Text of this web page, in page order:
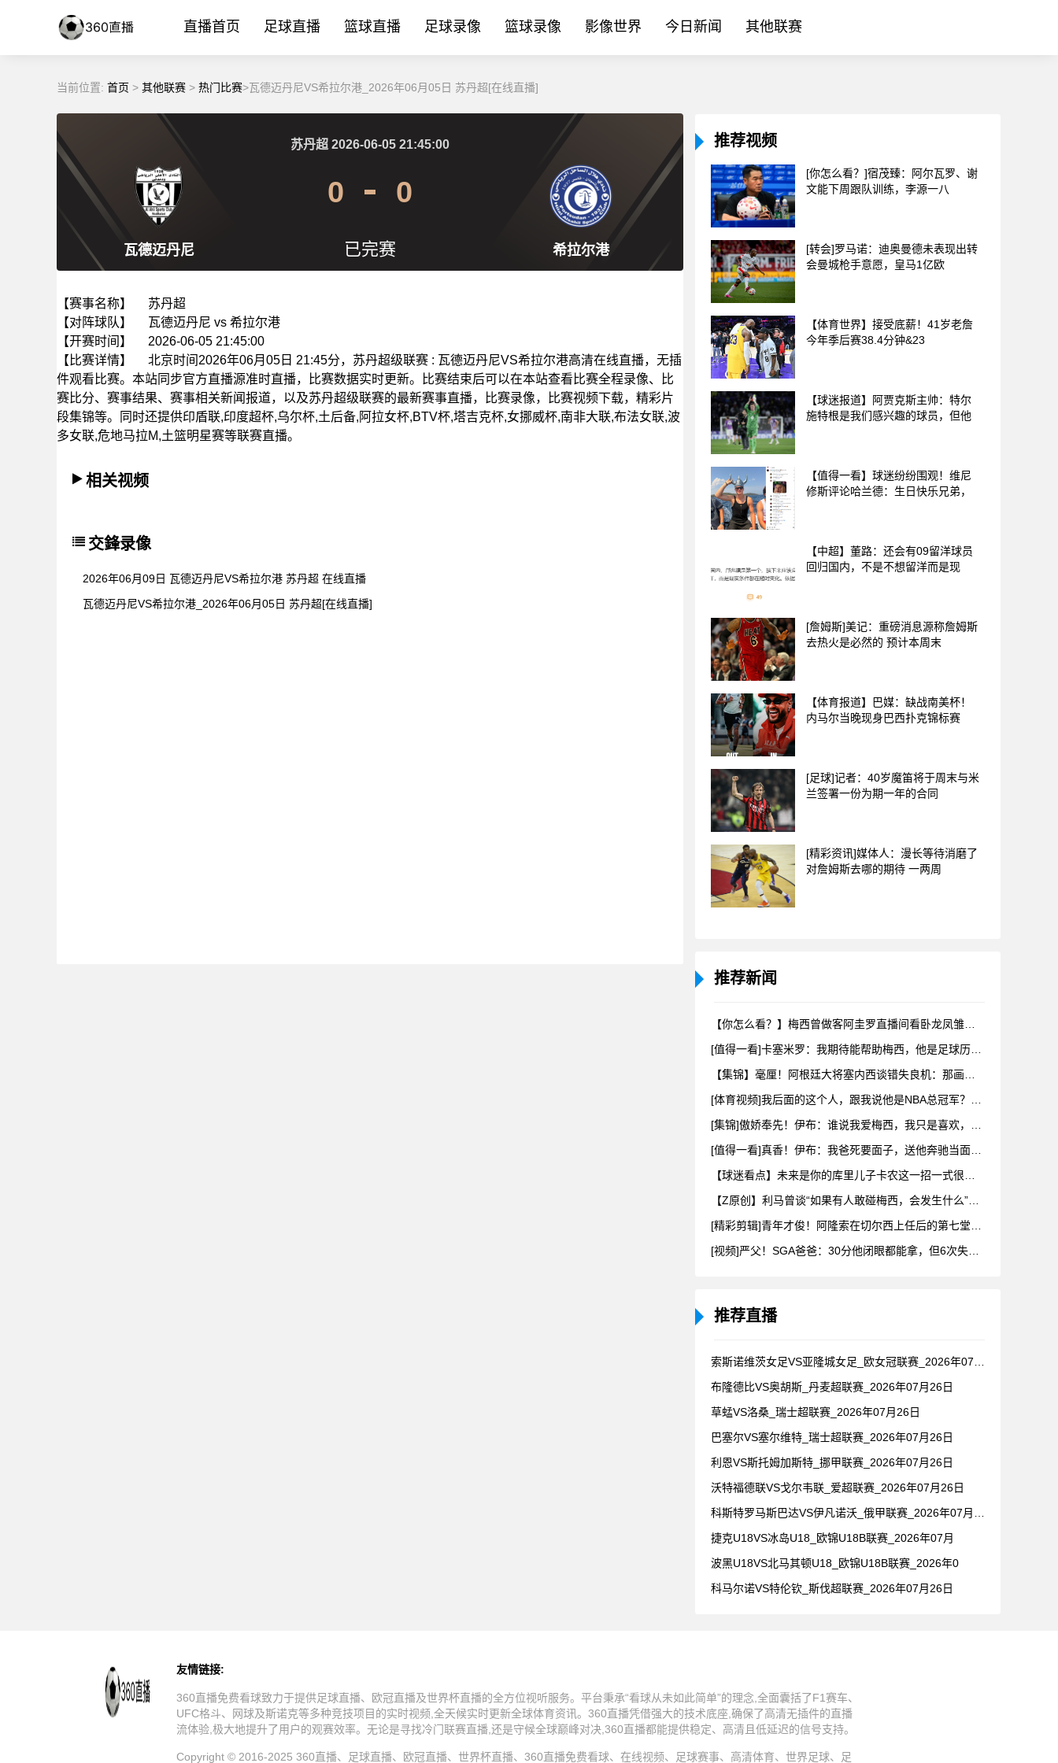
直播首页 足球直播 篮球直播 足球录像 篮球录像 影像世界 今日新闻 其他联赛
当前位置: 首页 > 其他联赛 > 热门比赛>瓦德迈丹尼VS希拉尔港_2026年06月05日 苏丹超[在线直播]
瓦德迈丹尼 希拉尔港
苏丹超 2026-06-05 21:45:00
0 0
已完赛
【赛事名称】
苏丹超
【对阵球队】
瓦德迈丹尼 vs 希拉尔港
【开赛时间】
2026-06-05 21:45:00
【比赛详情】
北京时间2026年06月05日 21:45分，苏丹超级联赛 : 瓦德迈丹尼VS希拉尔港高清在线直播，无插
件观看比赛。本站同步官方直播源准时直播，比赛数据实时更新。比赛结束后可以在本站查看比赛全程录像、比
赛比分、赛事结果、赛事相关新闻报道，以及苏丹超级联赛的最新赛事直播，比赛录像，比赛视频下载，精彩片
段集锦等。同时还提供印盾联,印度超杯,乌尔杯,土后备,阿拉女杯,BTV杯,塔吉克杯,女挪威杯,南非大联,布法女联,波
多女联,危地马拉M,土篮明星赛等联赛直播。
相关视频
交鋒录像
2026年06月09日 瓦德迈丹尼VS希拉尔港 苏丹超 在线直播
瓦德迈丹尼VS希拉尔港_2026年06月05日 苏丹超[在线直播]
推荐视频
[你怎么看？]宿茂臻：阿尔瓦罗、谢
文能下周跟队训练，李源一八
[转会]罗马诺：迪奥曼德未表现出转
会曼城枪手意愿，皇马1亿欧
【体育世界】接受底薪！41岁老詹
今年季后赛38.4分钟&23
【球迷报道】阿贾克斯主帅：特尔
施特根是我们感兴趣的球员，但他
【值得一看】球迷纷纷围观！维尼
修斯评论哈兰德：生日快乐兄弟，
【中超】董路：还会有09留洋球员
回归国内，不是不想留洋而是现
[詹姆斯]美记：重磅消息源称詹姆斯
去热火是必然的 预计本周末
【体育报道】巴媒：缺战南美杯！
内马尔当晚现身巴西扑克锦标赛
[足球]记者：40岁魔笛将于周末与米
兰签署一份为期一年的合同
[精彩资讯]媒体人：漫长等待消磨了
对詹姆斯去哪的期待 一两周
推荐新闻
推荐直播
布隆德比VS奥胡斯_丹麦超联赛_2026年07月26日
草蜢VS洛桑_瑞士超联赛_2026年07月26日
巴塞尔VS塞尔维特_瑞士超联赛_2026年07月26日
利恩VS斯托姆加斯特_挪甲联赛_2026年07月26日
沃特福德联VS戈尔韦联_爱超联赛_2026年07月26日
捷克U18VS冰岛U18_欧锦U18B联赛_2026年07月
波黑U18VS北马其顿U18_欧锦U18B联赛_2026年0
科马尔诺VS特伦钦_斯伐超联赛_2026年07月26日
友情链接:
360直播免费看球致力于提供足球直播、欧冠直播及世界杯直播的全方位视听服务。平台秉承“看球从未如此简单”的理念,全面囊括了F1赛车、
UFC格斗、网球及斯诺克等多种竞技项目的实时视频,全天候实时更新全球体育资讯。360直播凭借强大的技术底座,确保了高清无插件的直播
流体验,极大地提升了用户的观赛效率。无论是寻找冷门联赛直播,还是守候全球巅峰对决,360直播都能提供稳定、高清且低延迟的信号支持。
Copyright © 2016-2025 360直播、足球直播、欧冠直播、世界杯直播、360直播免费看球、在线视频、足球赛事、高清体育、世界足球、足